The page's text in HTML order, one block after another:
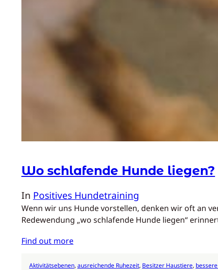
Wo schlafende Hunde liegen?
In Positives Hundetraining
Wenn wir uns Hunde vorstellen, denken wir oft an
Redewendung „wo schlafende Hunde liegen“
Find out more
Aktivitätsebenen, ausreichende Ruhezeit, Besitzer Haustiere,